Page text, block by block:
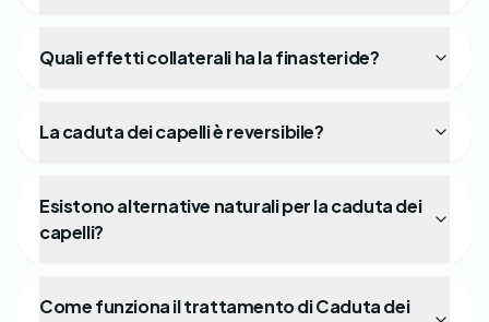
Quali effetti collaterali ha la finasteride?
La caduta dei capelli è reversibile?
Esistono alternative naturali per la caduta dei
capelli?
Come funziona il trattamento di Caduta dei